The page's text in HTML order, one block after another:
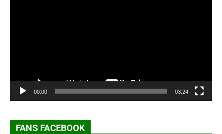
00:00 03:24
FANS FACEBOOK